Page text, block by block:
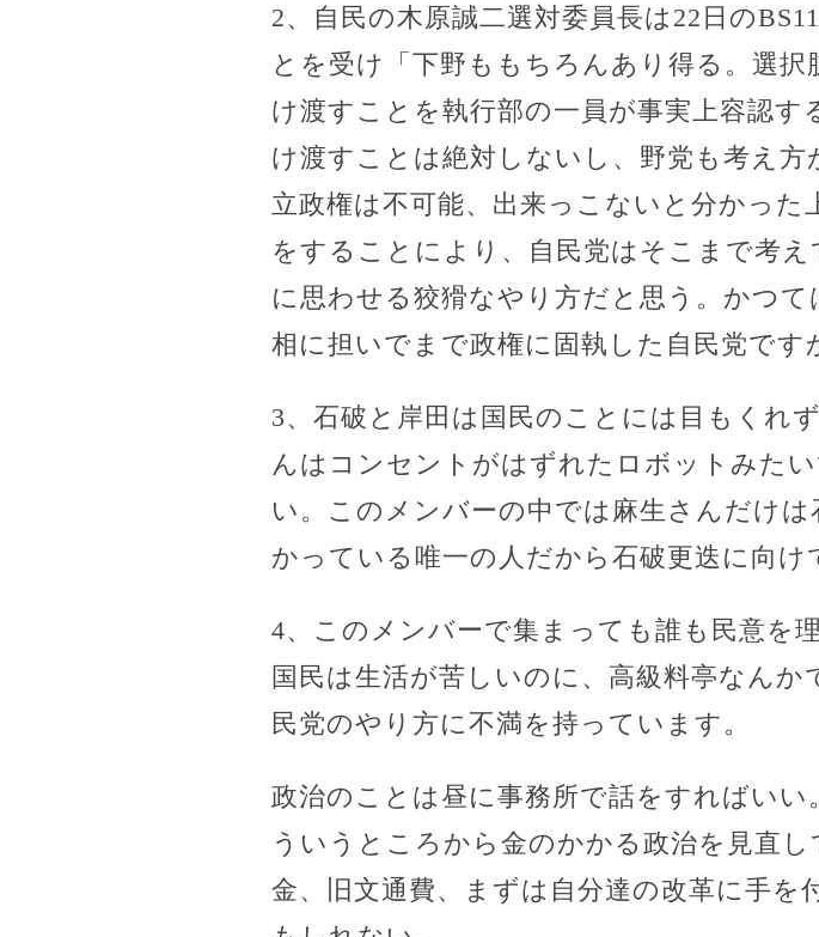
2、自民の木原誠二選対委員長は22日の
とを受け「下野ももちろんあり得る。選
け渡すことを執行部の一員が事実上容認
け渡すことは絶対しないし、野党も考え
立政権は不可能、出来っこないと分かっ
をすることにより、自民党はそこまで考
に思わせる狡猾なやり方だと思う。かつ
相に担いでまで政権に固執した自民党です
3、石破と岸田は国民のことには目もくれ
んはコンセントがはずれたロボットみた
い。このメンバーの中では麻生さんだけ
かっている唯一の人だから石破更迭に向け
4、このメンバーで集まっても誰も民意を
国民は生活が苦しいのに、高級料亭なん
民党のやり方に不満を持っています。
政治のことは昼に事務所で話をすればい
ういうところから金のかかる政治を見直
金、旧文通費、まずは自分達の改革に手